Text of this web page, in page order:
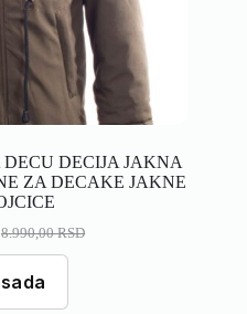
DECIJA JAKNA
ZA DECAKE JAKNE
8.990,00RSD